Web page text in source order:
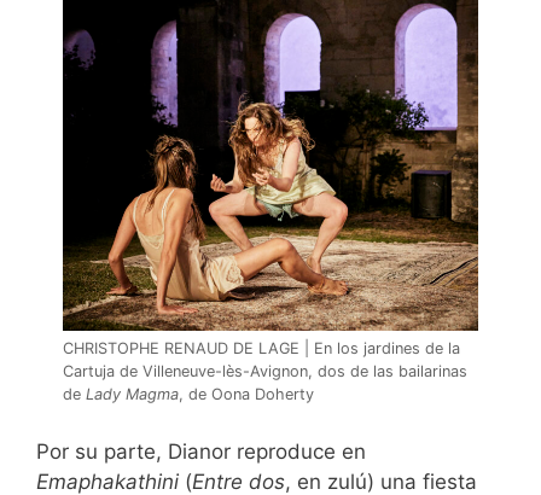
CHRISTOPHE RENAUD DE LAGE | En los jardines de la
Cartuja de Villeneuve-lès-Avignon, dos de las bailarinas
de Lady Magma, de Oona Doherty
Por su parte, Dianor reproduce en
Emaphakathini (Entre dos, en zulú) una fiesta